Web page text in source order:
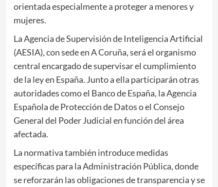
orientada especialmente a proteger a menores y
mujeres.
La Agencia de Supervisión de Inteligencia Artificial
(AESIA), con sede enA Coruña, será el organismo
central encargado de supervisar el cumplimiento
de la ley en España. Junto a ella participarán otras
autoridades como el Banco de España, la Agencia
Española de Protección de Datos o el Consejo
General del Poder Judicial en función del área
afectada.
La normativa también introduce medidas
específicas para la Administración Pública, donde
se reforzarán las obligaciones de transparencia y se